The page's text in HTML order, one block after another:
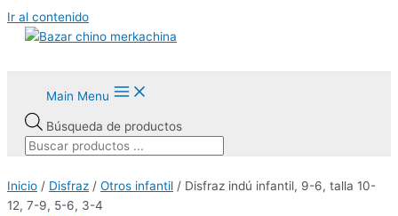
Ir al contenido
Main Menu
Búsqueda de productos
Inicio / Disfraz / Otros infantil / Disfraz indú infantil, 9-6, talla 10-
12, 7-9, 5-6, 3-4